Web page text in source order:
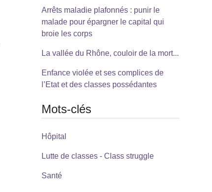
Arrêts maladie plafonnés : punir le
malade pour épargner le capital qui
broie les corps
La vallée du Rhône, couloir de la mort...
Enfance violée et ses complices de
l’Etat et des classes possédantes
Mots-clés
Hôpital
Lutte de classes - Class struggle
Santé